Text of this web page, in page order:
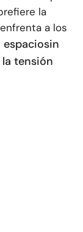
la
a los
sin
tensión